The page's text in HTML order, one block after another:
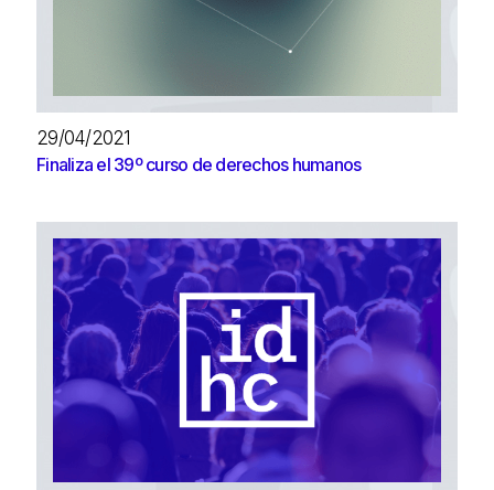
29/04/2021
Finaliza el 39º curso de derechos humanos